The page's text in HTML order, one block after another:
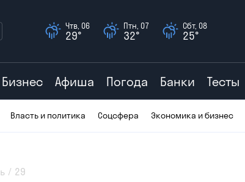
Чтв, 06
29°
Птн, 07
32°
Сбт, 08
25°
Бизнес Афиша Погода Банки Тесты
Власть и политика Соцсфера Экономика и бизнес
29